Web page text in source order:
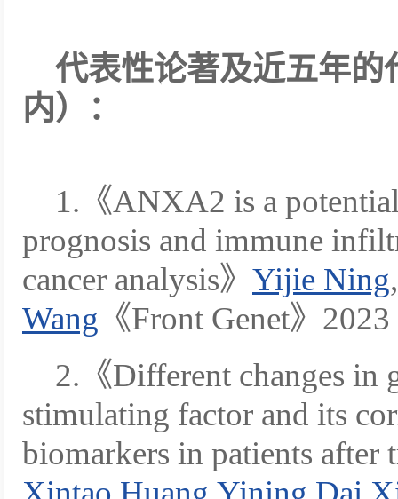
代表性论著及近五年的
内）：
1.《ANXA2 is a
prognosis and immune
cancer analysis》 Yijie Ning,
Wang 《Front Genet》
2.《Different changes in
stimulating factor and its
biomarkers in patients